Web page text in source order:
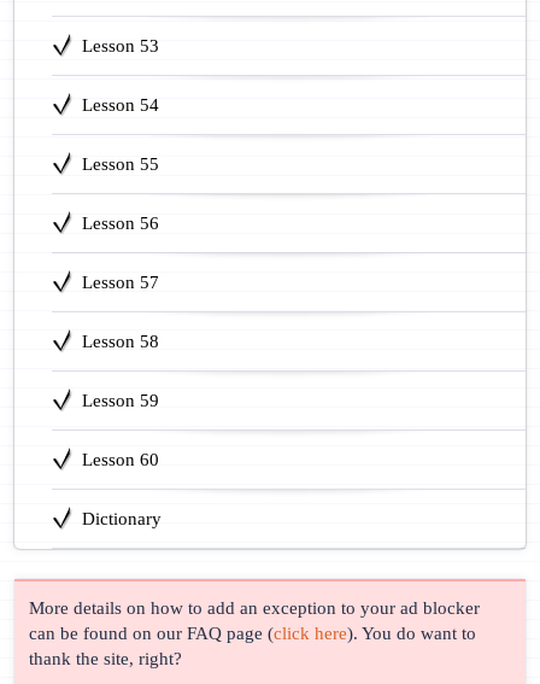
Lesson 53
Lesson 54
Lesson 55
Lesson 56
Lesson 57
Lesson 58
Lesson 59
Lesson 60
Dictionary
More details on how to add an exception to your ad blocker
can be found on our FAQ page (click here). You do want to
thank the site, right?